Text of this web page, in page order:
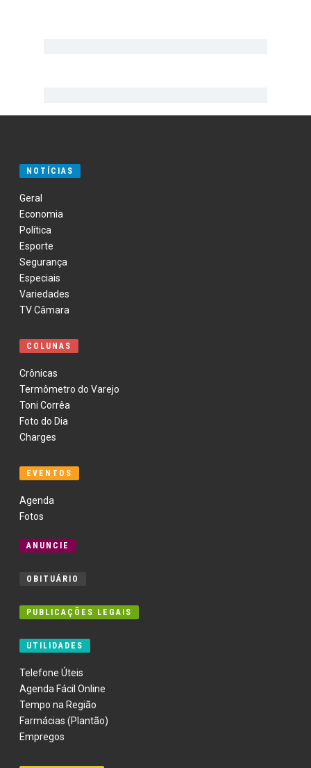
NOTÍCIAS
Geral
Economia
Política
Esporte
Segurança
Especiais
Variedades
TV Câmara
COLUNAS
Crônicas
Termômetro do Varejo
Toni Corrêa
Foto do Dia
Charges
EVENTOS
Agenda
Fotos
ANUNCIE
OBITUÁRIO
PUBLICAÇÕES LEGAIS
UTILIDADES
Telefone Úteis
Agenda Fácil Online
Tempo na Região
Farmácias (Plantão)
Empregos